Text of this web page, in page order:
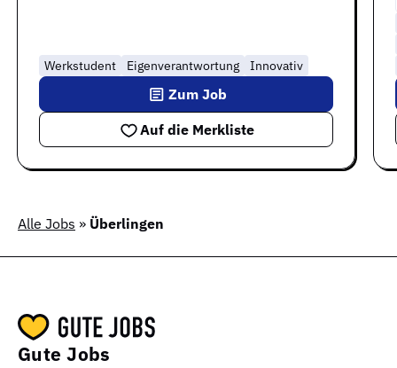
Werkstudent Eigenverantwortung Innovativ
Auf die Merkliste
Zum Job
Alle Jobs » Überlingen
Gute Jobs